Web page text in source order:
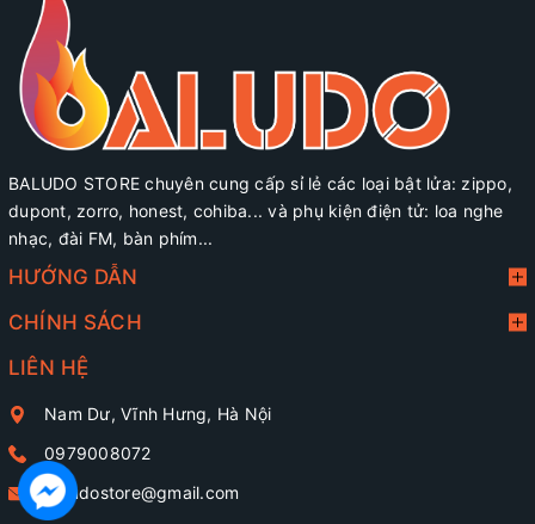
BALUDO STORE chuyên cung cấp sỉ lẻ các loại bật lửa: zippo,
dupont, zorro, honest, cohiba... và phụ kiện điện tử: loa nghe
nhạc, đài FM, bàn phím...
HƯỚNG DẪN
CHÍNH SÁCH
LIÊN HỆ
Nam Dư, Vĩnh Hưng, Hà Nội
0979008072
baludostore@gmail.com